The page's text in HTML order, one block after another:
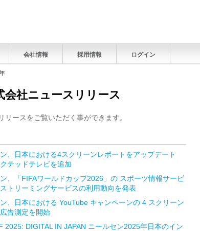
会社情報 採用情報 ログイン
社ニュースリリース
ースをご覧いただく事ができます。
、日本における4スクリーンレポートをアップデート
テッドテレビを追加
、「FIFAワールドカップ2026」の スポーツ情報サービ
トリーミングサービスの利用動向を発表
、日本における YouTube キャンペーンの 4 スクリーン
告測定を開始
2025: DIGITAL IN JAPAN ニールセン2025年日本のイン